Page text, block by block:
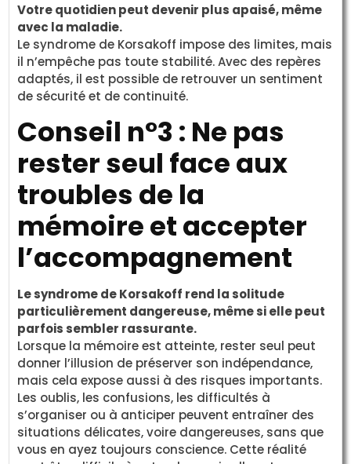
Votre quotidien peut devenir plus apaisé, même
avec la maladie.
Le syndrome de Korsakoff impose des limites, mais
il n’empêche pas toute stabilité. Avec des repères
adaptés, il est possible de retrouver un sentiment
de sécurité et de continuité.
Conseil n°3 : Ne pas
rester seul face aux
troubles de la
mémoire et accepter
l’accompagnement
Le syndrome de Korsakoff rend la solitude
particulièrement dangereuse, même si elle peut
parfois sembler rassurante.
Lorsque la mémoire est atteinte, rester seul peut
donner l’illusion de préserver son indépendance,
mais cela expose aussi à des risques importants.
Les oublis, les confusions, les difficultés à
s’organiser ou à anticiper peuvent entraîner des
situations délicates, voire dangereuses, sans que
vous en ayez toujours conscience. Cette réalité